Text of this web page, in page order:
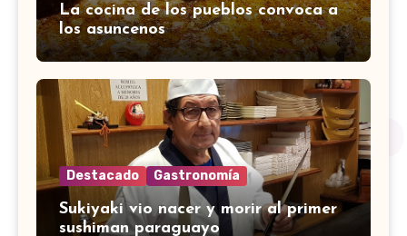
La cocina de los pueblos convoca a
los asuncenos
Destacado Gastronomía
Sukiyaki vio nacer y morir al primer
sushiman paraguayo